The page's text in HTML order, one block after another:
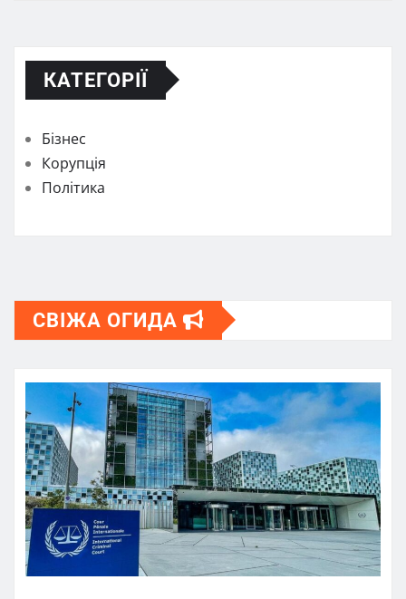
КАТЕГОРІЇ
Бізнес
Корупція
Політика
СВІЖА ОГИДА